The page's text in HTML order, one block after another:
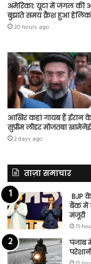
अमेरिका: यूटा में जंगल की
बुझाते समय क्रैश हुआ
20 hours ago
आखिर कहां गायब हैं ईरान
सुप्रीम लीडर मोजतबा
2 days ago
ताज़ा समाचार
BJP
बैंक में
मंजूरी
15
पंजाब